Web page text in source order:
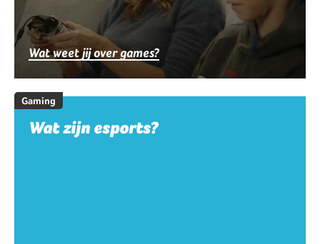
Wat weet jij over games?
Gaming
Wat zijn esports?